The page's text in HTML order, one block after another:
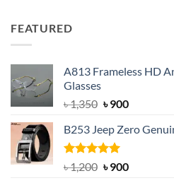
FEATURED
A813 Frameless HD
Glasses
৳1,350 Original
was:
৳ 1,350.
৳900Current
is:
B253 Jeep Zero
Rated5.00
out of 5
৳1,200 Original
৳900Current